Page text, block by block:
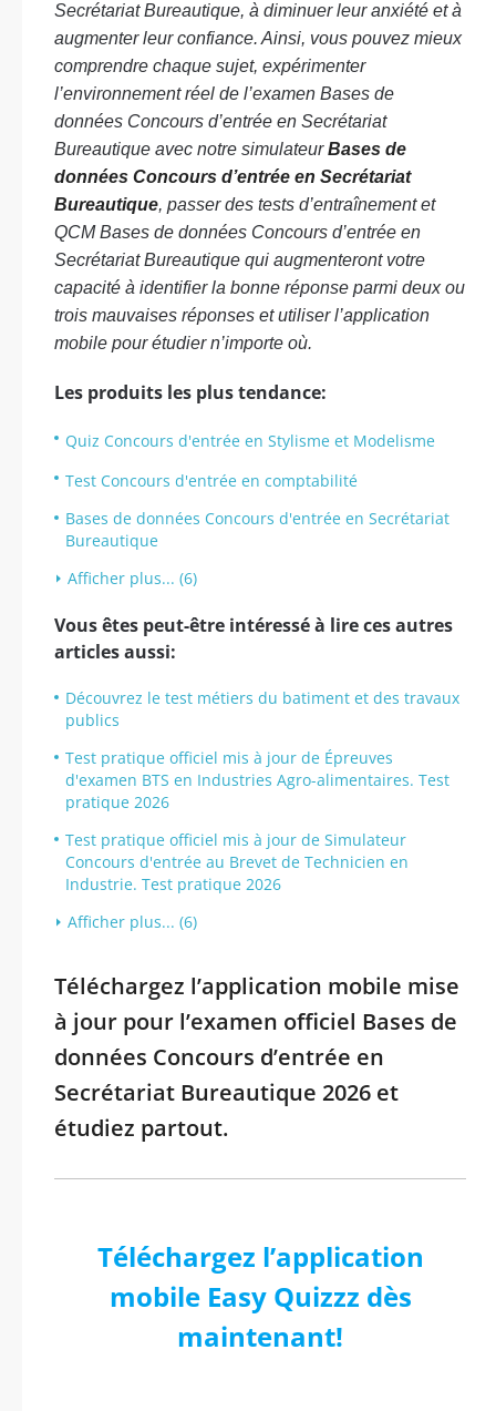
Secrétariat Bureautique, à diminuer leur anxiété et à
augmenter leur confiance. Ainsi, vous pouvez mieux
comprendre chaque sujet, expérimenter
l’environnement réel de l’examen Bases de
données Concours d’entrée en Secrétariat
Bureautique avec notre simulateurBases de
données Concours d’entrée en Secrétariat
Bureautique, passer des tests d’entraînement et
QCM Bases de données Concours d’entrée en
Secrétariat Bureautique qui augmenteront votre
capacité à identifier la bonne réponse parmi deux ou
trois mauvaises réponses et utiliser l’application
mobile pour étudier n’importe où.
Les produits les plus tendance:
Quiz Concours d'entrée en Stylisme et Modelisme
Test Concours d'entrée en comptabilité
Bases de données Concours d'entrée en Secrétariat
Bureautique
Afficher plus... (6)
Vous êtes peut-être intéressé à lire ces autres
articles aussi:
Découvrez le test métiers du batiment et des travaux
publics
Test pratique officiel mis à jour de Épreuves
d'examen BTS en Industries Agro-alimentaires. Test
pratique 2026
Test pratique officiel mis à jour de Simulateur
Concours d'entrée au Brevet de Technicien en
Industrie. Test pratique 2026
Afficher plus... (6)
Téléchargez l’application mobile mise
à jour pour l’examen officiel Bases de
données Concours d’entrée en
Secrétariat Bureautique 2026 et
étudiez partout.
Téléchargez l’application
mobile Easy Quizzz dès
maintenant!